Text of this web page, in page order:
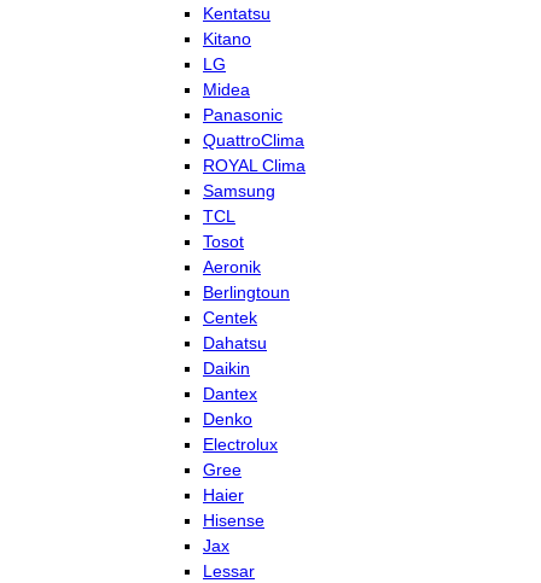
Kentatsu
Kitano
LG
Midea
Panasonic
QuattroClima
ROYAL Clima
Samsung
TCL
Tosot
Aeronik
Berlingtoun
Centek
Dahatsu
Daikin
Dantex
Denko
Electrolux
Gree
Haier
Hisense
Jax
Lessar